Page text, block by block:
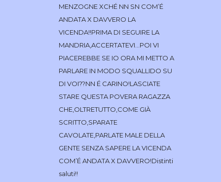
MENZOGNE XCHÉ NN SN COM’É
ANDATA X DAVVERO LA
VICENDA!!PRIMA DI SEGUIRE LA
MANDRIA,ACCERTATEVI…POI VI
PIACEREBBE SE IO ORA MI METTO A
PARLARE IN MODO SQUALLIDO SU
DI VOI??NN É CARINO!LASCIATE
STARE QUESTA POVERA RAGAZZA
CHE,OLTRETUTTO,COME GIÀ
SCRITTO,SPARATE
CAVOLATE,PARLATE MALE DELLA
GENTE SENZA SAPERE LA VICENDA
COM’É ANDATA X DAVVERO!Distinti
saluti!!